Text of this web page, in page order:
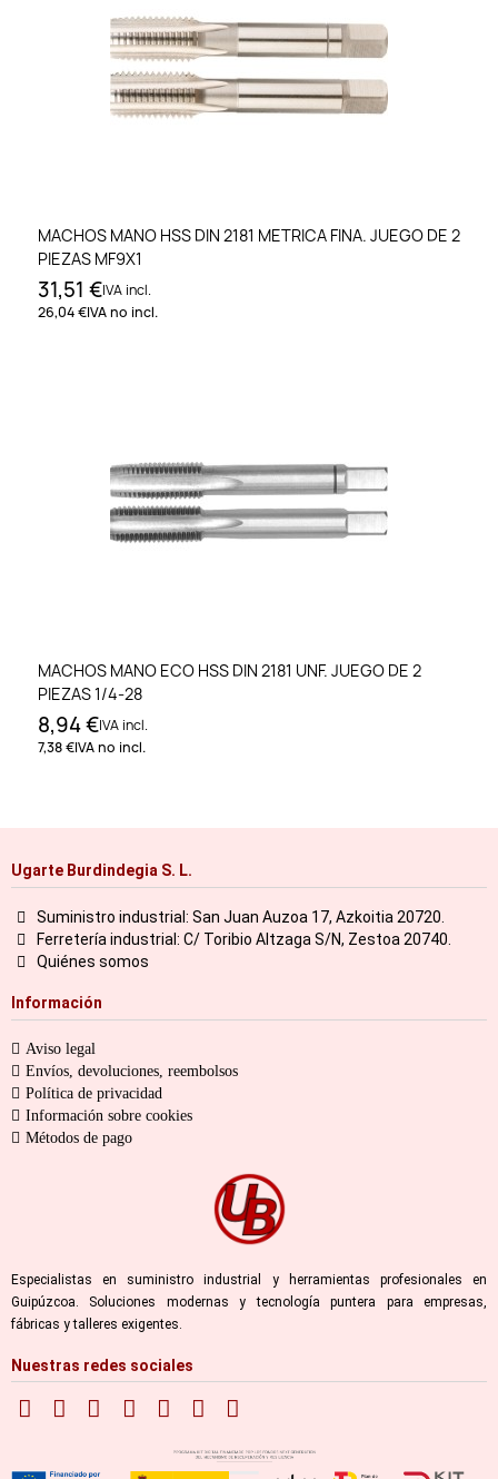
MACHOS MANO HSS DIN 2181 METRICA FINA. JUEGO DE 2
PIEZAS MF9X1
31,51 €IVA incl.
26,04 €IVA no incl.
MACHOS MANO ECO HSS DIN 2181 UNF. JUEGO DE 2
PIEZAS 1/4-28
8,94 €IVA incl.
7,38 €IVA no incl.
Ugarte Burdindegia S. L.
Suministro industrial: San Juan Auzoa 17, Azkoitia 20720.
Ferretería industrial: C/ Toribio Altzaga S/N, Zestoa 20740.
Quiénes somos
Información
Aviso legal
Envíos, devoluciones, reembolsos
Política de privacidad
Información sobre cookies
Métodos de pago
Especialistas en suministro industrial y herramientas profesionales en
Guipúzcoa. Soluciones modernas y tecnología puntera para empresas,
fábricas y talleres exigentes.
Nuestras redes sociales